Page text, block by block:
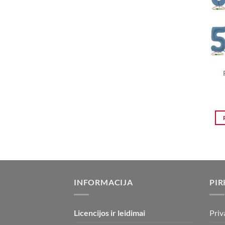
INFORMACIJA
Licencijos ir leidimai